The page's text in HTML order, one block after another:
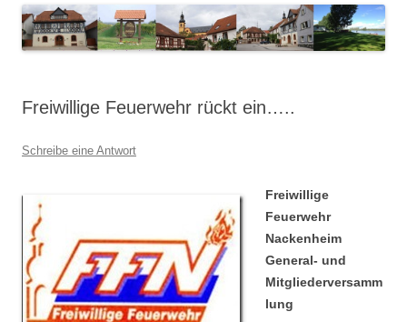
Freiwillige Feuerwehr rückt ein…..
Schreibe eine Antwort
Freiwillige
Feuerwehr
Nackenheim
General- und
Mitgliederversamm
lung